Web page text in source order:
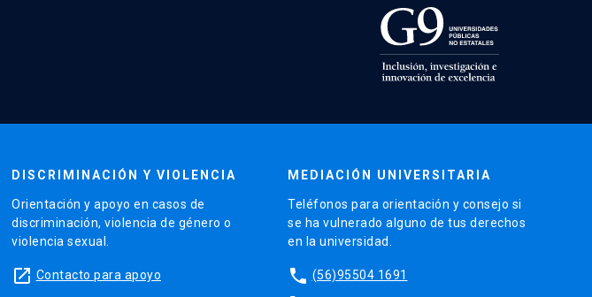
DISCRIMINACIÓN Y VIOLENCIA
Orientación y apoyo en casos de
discriminación, violencia de género o
violencia sexual.
launch Contacto para apoyo
MEDIACIÓN UNIVERSITARIA
Teléfonos para orientación y consejo si
se ha vulnerado alguno de tus derechos
en la universidad.
phone (56)95504 1691